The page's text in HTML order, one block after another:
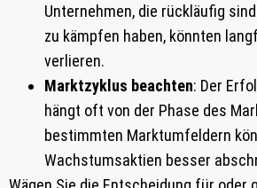
Unternehmen, die rückläufig
zu kämpfen haben, könnten
verlieren.
Marktzyklus beachten: Der
hängt oft von der Phase des
bestimmten Marktumfeldern
Wachstumsaktien besser